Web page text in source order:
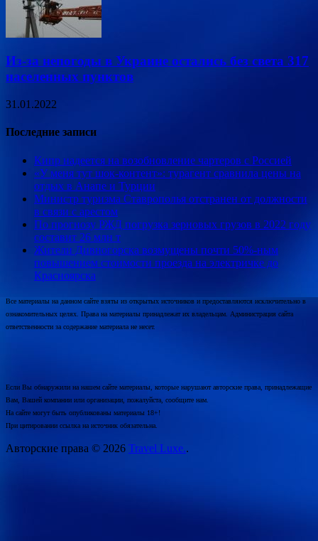
Из-за непогоды в Украине остались без света 317
населенных пунктов
31.01.2022
Последние записи
Кипр надеется на возобновление чартеров с Россией
«У меня тут шок-контент»: турагент сравнила цены на
отдых в Анапе и Турции
Министр туризма Ставрополья отстранен от должности
в связи с арестом
По прогнозу РЖД погрузка зерновых грузов в 2022 году
составит 26 млн т
Жители Дивногорска возмущены почти 50%-ным
повышением стоимости проезда на электричке до
Красноярска
Все материалы на данном сайте взяты из открытых источников и предоставляются исключительно в
ознакомительных целях. Права на материалы принадлежат их владельцам. Администрация сайта
ответственности за содержание материала не несет.
Если Вы обнаружили на нашем сайте материалы, которые нарушают авторские права, принадлежащие
Вам, Вашей компании или организации, пожалуйста, сообщите нам.
На сайте могут быть опубликованы материалы 18+!
При цитировании ссылка на источник обязательна.
Авторские права © 2026 Travel Luxe..